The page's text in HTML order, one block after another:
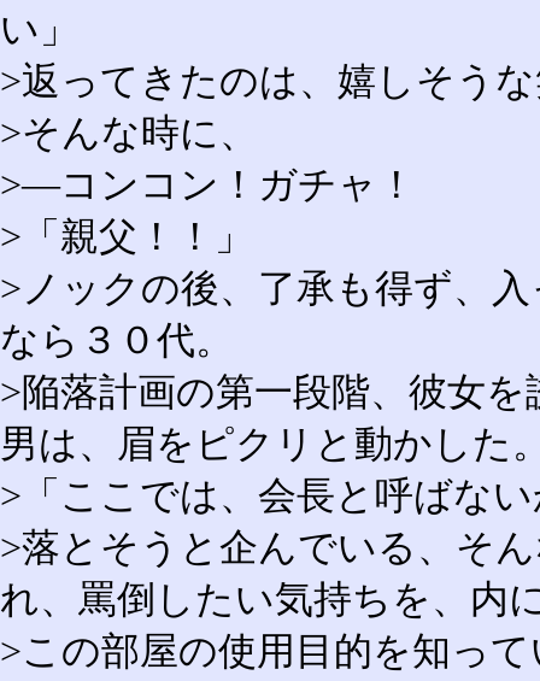
い」
>返ってきたのは、嬉しそう
>そんな時に、
>―コンコン！ガチャ！
>「親父！！」
>ノックの後、了承も得ず、
なら３０代。
>陥落計画の第一段階、彼女
男は、眉をピクリと動かした
>「ここでは、会長と呼ばな
>落とそうと企んでいる、そ
れ、罵倒したい気持ちを、内
>この部屋の使用目的を知っ